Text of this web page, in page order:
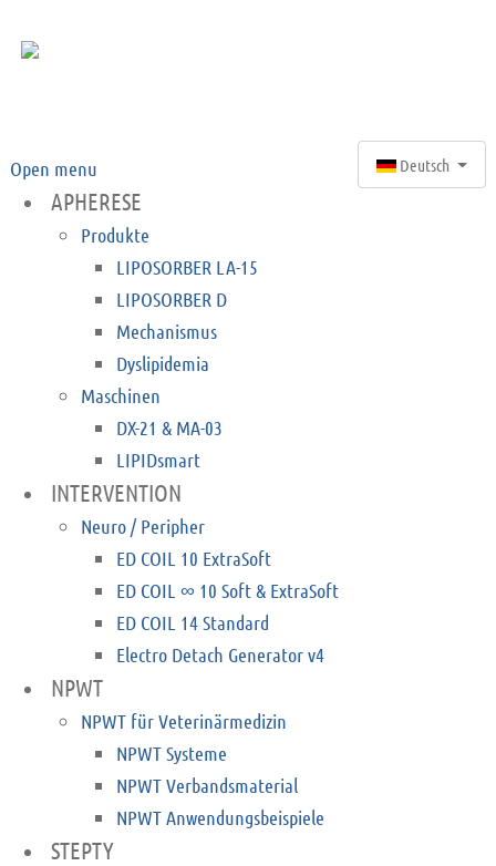
Deutsch
Open menu
APHERESE
Produkte
LIPOSORBER LA-15
LIPOSORBER D
Mechanismus
Dyslipidemia
Maschinen
DX-21 & MA-03
LIPIDsmart
INTERVENTION
Neuro / Peripher
ED COIL 10 ExtraSoft
ED COIL ∞ 10 Soft & ExtraSoft
ED COIL 14 Standard
Electro Detach Generator v4
NPWT
NPWT für Veterinärmedizin
NPWT Systeme
NPWT Verbandsmaterial
NPWT Anwendungsbeispiele
STEPTY